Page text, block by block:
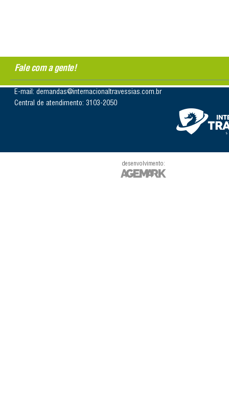
Fale com a gente!
E-mail: demandas@internacionaltravessias.com.br
Central de atendimento: 3103-2050
desenvolvimento: